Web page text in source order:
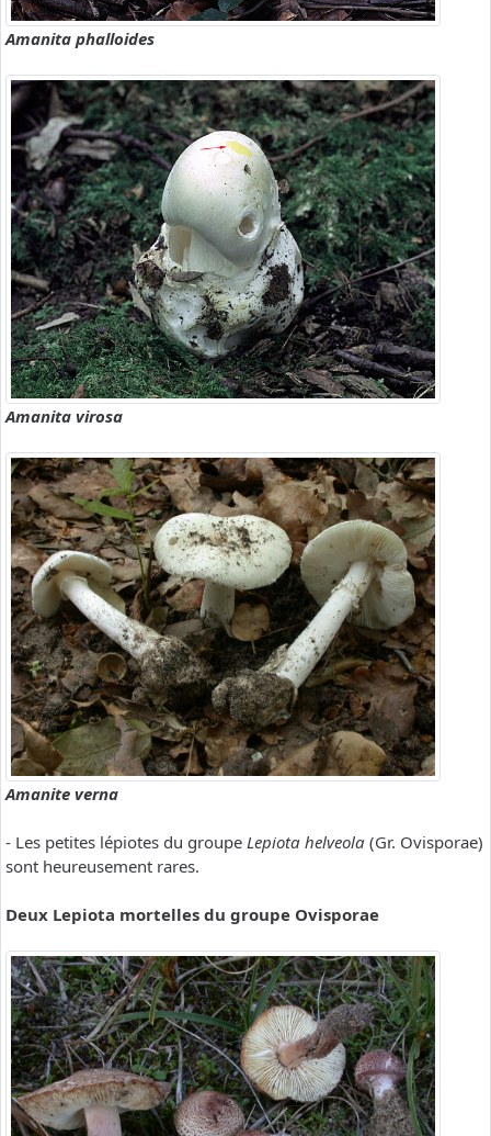
Amanita phalloides
Amanita virosa
Amanite verna
- Les petites lépiotes du groupe Lepiota helveola (Gr. Ovisporae)
sont heureusement rares.
Deux Lepiota mortelles du groupe Ovisporae